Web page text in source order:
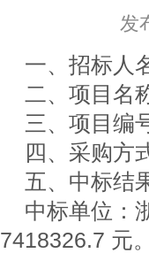
发
一、招标人
二、项目名
三、项目编
四、采购方
五、中标结
中标单位：
7418326.7 元